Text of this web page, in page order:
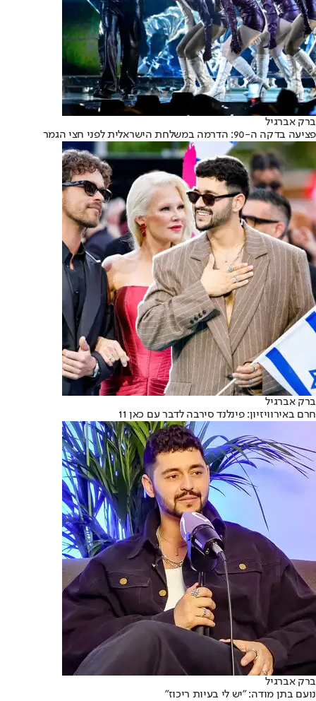
ברק אברגיל
פציעה בדקה ה-90: הדרמה במשלחת הישראלית לפני חצי הגמר
ברק אברגיל
חרם באירוויזיון: פינלנד סירבה לדבר עם כאן 11
ברק אברגיל
נועם בתן מודה: "יש לי בעיות ריכוז"